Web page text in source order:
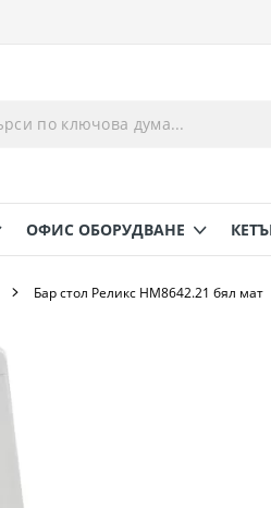
ОФИС ОБОРУДВАНЕ
Бар стол Реликс HM8642.21 бял мат